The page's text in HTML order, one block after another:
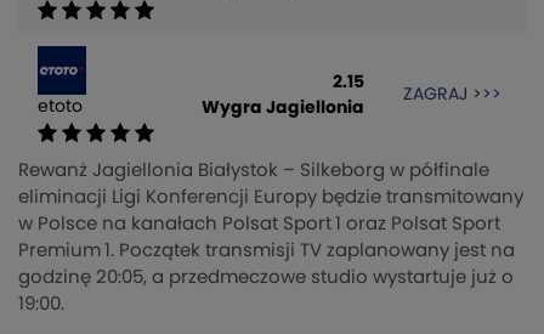
etoto
2.15
Wygra Jagiellonia
ZAGRAJ >>>
Rewanż Jagiellonia Białystok – Silkeborg w półfinale
eliminacji Ligi Konferencji Europy będzie transmitowany
w Polsce na kanałach Polsat Sport 1 oraz Polsat Sport
Premium 1. Początek transmisji TV zaplanowany jest na
godzinę 20:05, a przedmeczowe studio wystartuje już o
19:00.